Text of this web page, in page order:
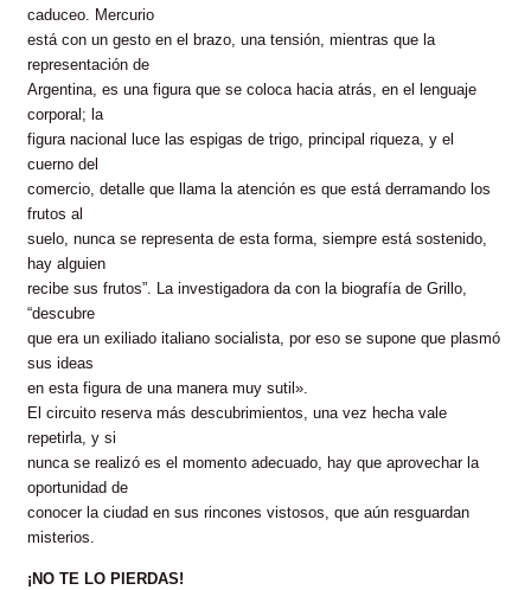
caduceo. Mercurio
está con un gesto en el brazo, una tensión, mientras que la
representación de
Argentina, es una figura que se coloca hacia atrás, en el lenguaje
corporal; la
figura nacional luce las espigas de trigo, principal riqueza, y el
cuerno del
comercio, detalle que llama la atención es que está derramando los
frutos al
suelo, nunca se representa de esta forma, siempre está sostenido,
hay alguien
recibe sus frutos”. La investigadora da con la biografía de Grillo,
“descubre
que era un exiliado italiano socialista, por eso se supone que plasmó
sus ideas
en esta figura de una manera muy sutil».
El circuito reserva más descubrimientos, una vez hecha vale
repetirla, y si
nunca se realizó es el momento adecuado, hay que aprovechar la
oportunidad de
conocer la ciudad en sus rincones vistosos, que aún resguardan
misterios.
¡NO TE LO PIERDAS!